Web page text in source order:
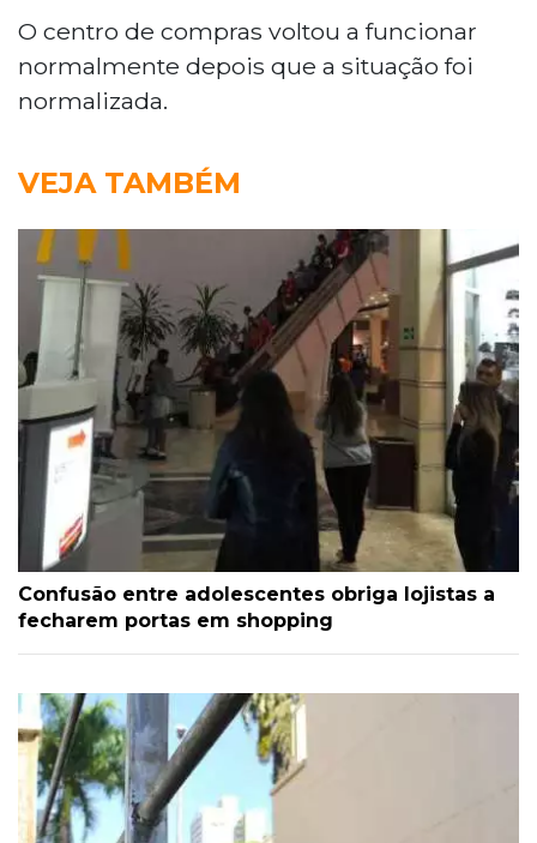
O centro de compras voltou a funcionar
normalmente depois que a situação foi
normalizada.
VEJA TAMBÉM
Confusão entre adolescentes obriga lojistas a
fecharem portas em shopping